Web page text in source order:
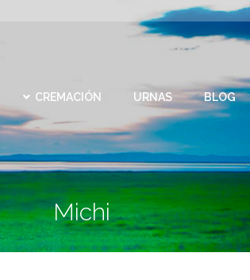
CREMACIÓN URNAS BLOG
Michi
CONTACTO